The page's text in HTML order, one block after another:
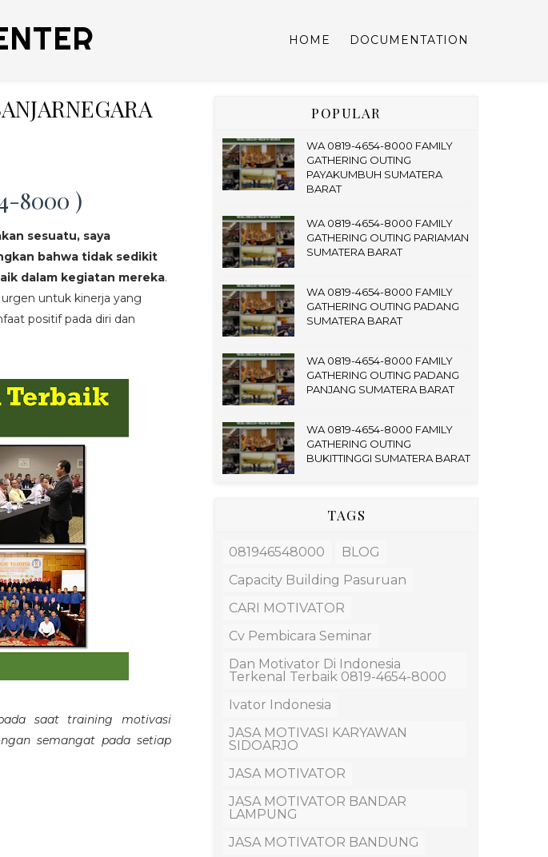
HOME DOCUMENTATION
8000 )
sesuatu, saya
bahwa tidak sedikit
dalam kegiatan mereka.
untuk kinerja yang
positif pada diri dan
saat training motivasi
semangat pada setiap
POPULAR
WA 0819-4654-8000 FAMILY
GATHERING OUTING
PAYAKUMBUH SUMATERA
BARAT
WA 0819-4654-8000 FAMILY
GATHERING OUTING PARIAMAN
SUMATERA BARAT
WA 0819-4654-8000 FAMILY
GATHERING OUTING PADANG
SUMATERA BARAT
WA 0819-4654-8000 FAMILY
GATHERING OUTING PADANG
PANJANG SUMATERA BARAT
WA 0819-4654-8000 FAMILY
GATHERING OUTING
BUKITTINGGI SUMATERA BARAT
TAGS
081946548000
BLOG
Capacity Building Pasuruan
CARI MOTIVATOR
Cv Pembicara Seminar
Dan Motivator Di Indonesia
Terkenal Terbaik 0819-4654-8000
Ivator Indonesia
JASA MOTIVASI KARYAWAN
SIDOARJO
JASA MOTIVATOR
JASA MOTIVATOR BANDAR
LAMPUNG
JASA MOTIVATOR BANDUNG